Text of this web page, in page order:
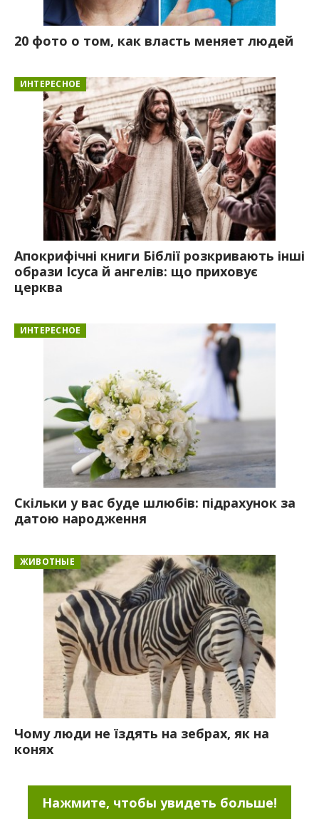
20 фото о том, как власть меняет людей
ИНТЕРЕСНОЕ
Апокрифічні книги Біблії розкривають інші
образи Ісуса й ангелів: що приховує
церква
ИНТЕРЕСНОЕ
Скільки у вас буде шлюбів: підрахунок за
датою народження
ЖИВОТНЫЕ
Чому люди не їздять на зебрах, як на
конях
Нажмите, чтобы увидеть больше!